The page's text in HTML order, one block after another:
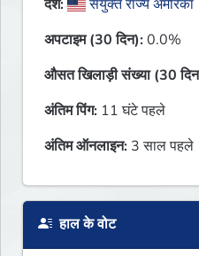
देश:
संयुक्त राज्य अमेरिका
अपटाइम (30 दिन):0.0%
औसत खिलाड़ी संख्या (30
अंतिम पिंग: 11 घंटे पहले
अंतिम ऑनलाइन: 3 साल पहले
हाल के वोट